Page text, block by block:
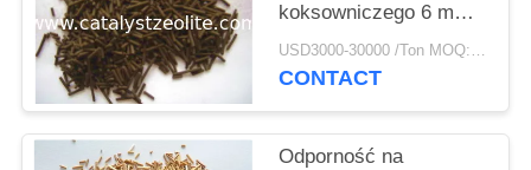
koksowniczego 6 mm
Cog-1
USD3000-30000 /Ton MOQ:1 KG
CONTACT
Odporność na